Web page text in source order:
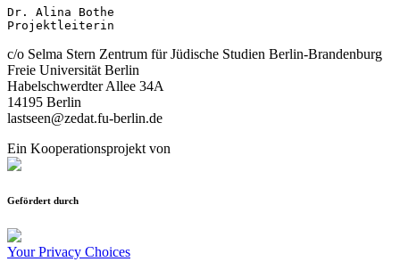
Dr. Alina Bothe
Projektleiterin
c/o Selma Stern Zentrum für Jüdische Studien Berlin-Brandenburg
Freie Universität Berlin
Habelschwerdter Allee 34A
14195 Berlin
lastseen@zedat.fu-berlin.de
Ein Kooperationsprojekt von
Gefördert durch
Your Privacy Choices